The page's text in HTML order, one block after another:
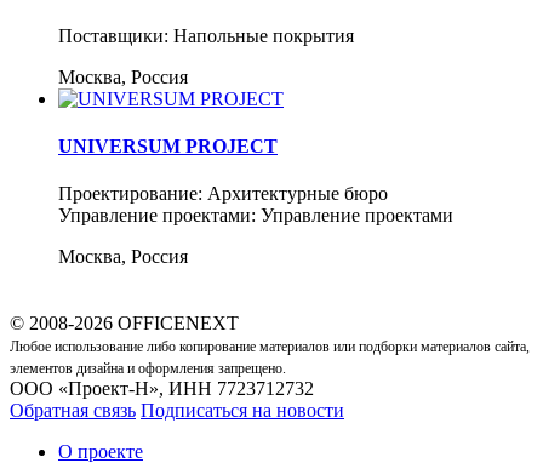
Поставщики: Напольные покрытия
Москва, Россия
UNIVERSUM PROJECT
Проектирование: Архитектурные бюро
Управление проектами: Управление проектами
Москва, Россия
© 2008-2026 OFFICENEXT
Любое использование либо копирование материалов или подборки материалов сайта,
элементов дизайна и оформления запрещено.
ООО «Проект-Н», ИНН 7723712732
Обратная связь Подписаться на новости
О проекте